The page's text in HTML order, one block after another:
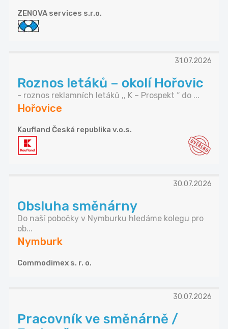
ZENOVA services s.r.o.
31.07.2026
Roznos letáků – okolí Hořovic
- roznos reklamních letáků ,, K – Prospekt “ do ...
Hořovice
Kaufland Česká republika v.o.s.
30.07.2026
Obsluha směnárny
Do naší pobočky v Nymburku hledáme kolegu pro
ob...
Nymburk
Commodimex s. r. o.
30.07.2026
Pracovník ve směnárně /